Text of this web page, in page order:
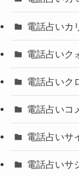
電話占いカ
電話占いク
電話占いク
電話占いコ
電話占いサ
電話占いサ